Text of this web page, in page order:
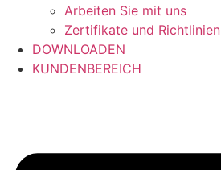
Arbeiten Sie mit uns
Zertifikate und Richtlinien
DOWNLOADEN
KUNDENBEREICH